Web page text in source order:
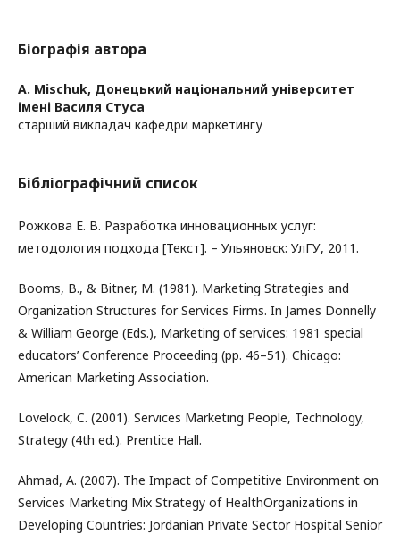
Біографія автора
A. Mischuk, Донецький національний університет
імені Василя Стуса
старший викладач кафедри маркетингу
Бібліографічний список
Рожкова Е. В. Разработка инновационных услуг:
методология подхода [Текст]. – Ульяновск: УлГУ, 2011.
Booms, B., & Bitner, M. (1981). Marketing Strategies and
Organization Structures for Services Firms. In James Donnelly
& William George (Eds.), Marketing of services: 1981 special
educators’ Conference Proceeding (pp. 46–51). Chicago:
American Marketing Association.
Lovelock, C. (2001). Services Marketing People, Technology,
Strategy (4th ed.). Prentice Hall.
Ahmad, A. (2007). The Impact of Competitive Environment on
Services Marketing Mix Strategy of HealthOrganizations in
Developing Countries: Jordanian Private Sector Hospital Senior